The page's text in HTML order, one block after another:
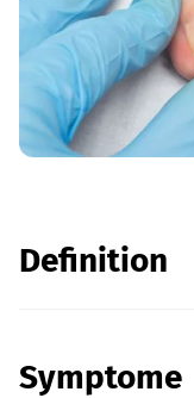
Definition
Symptome